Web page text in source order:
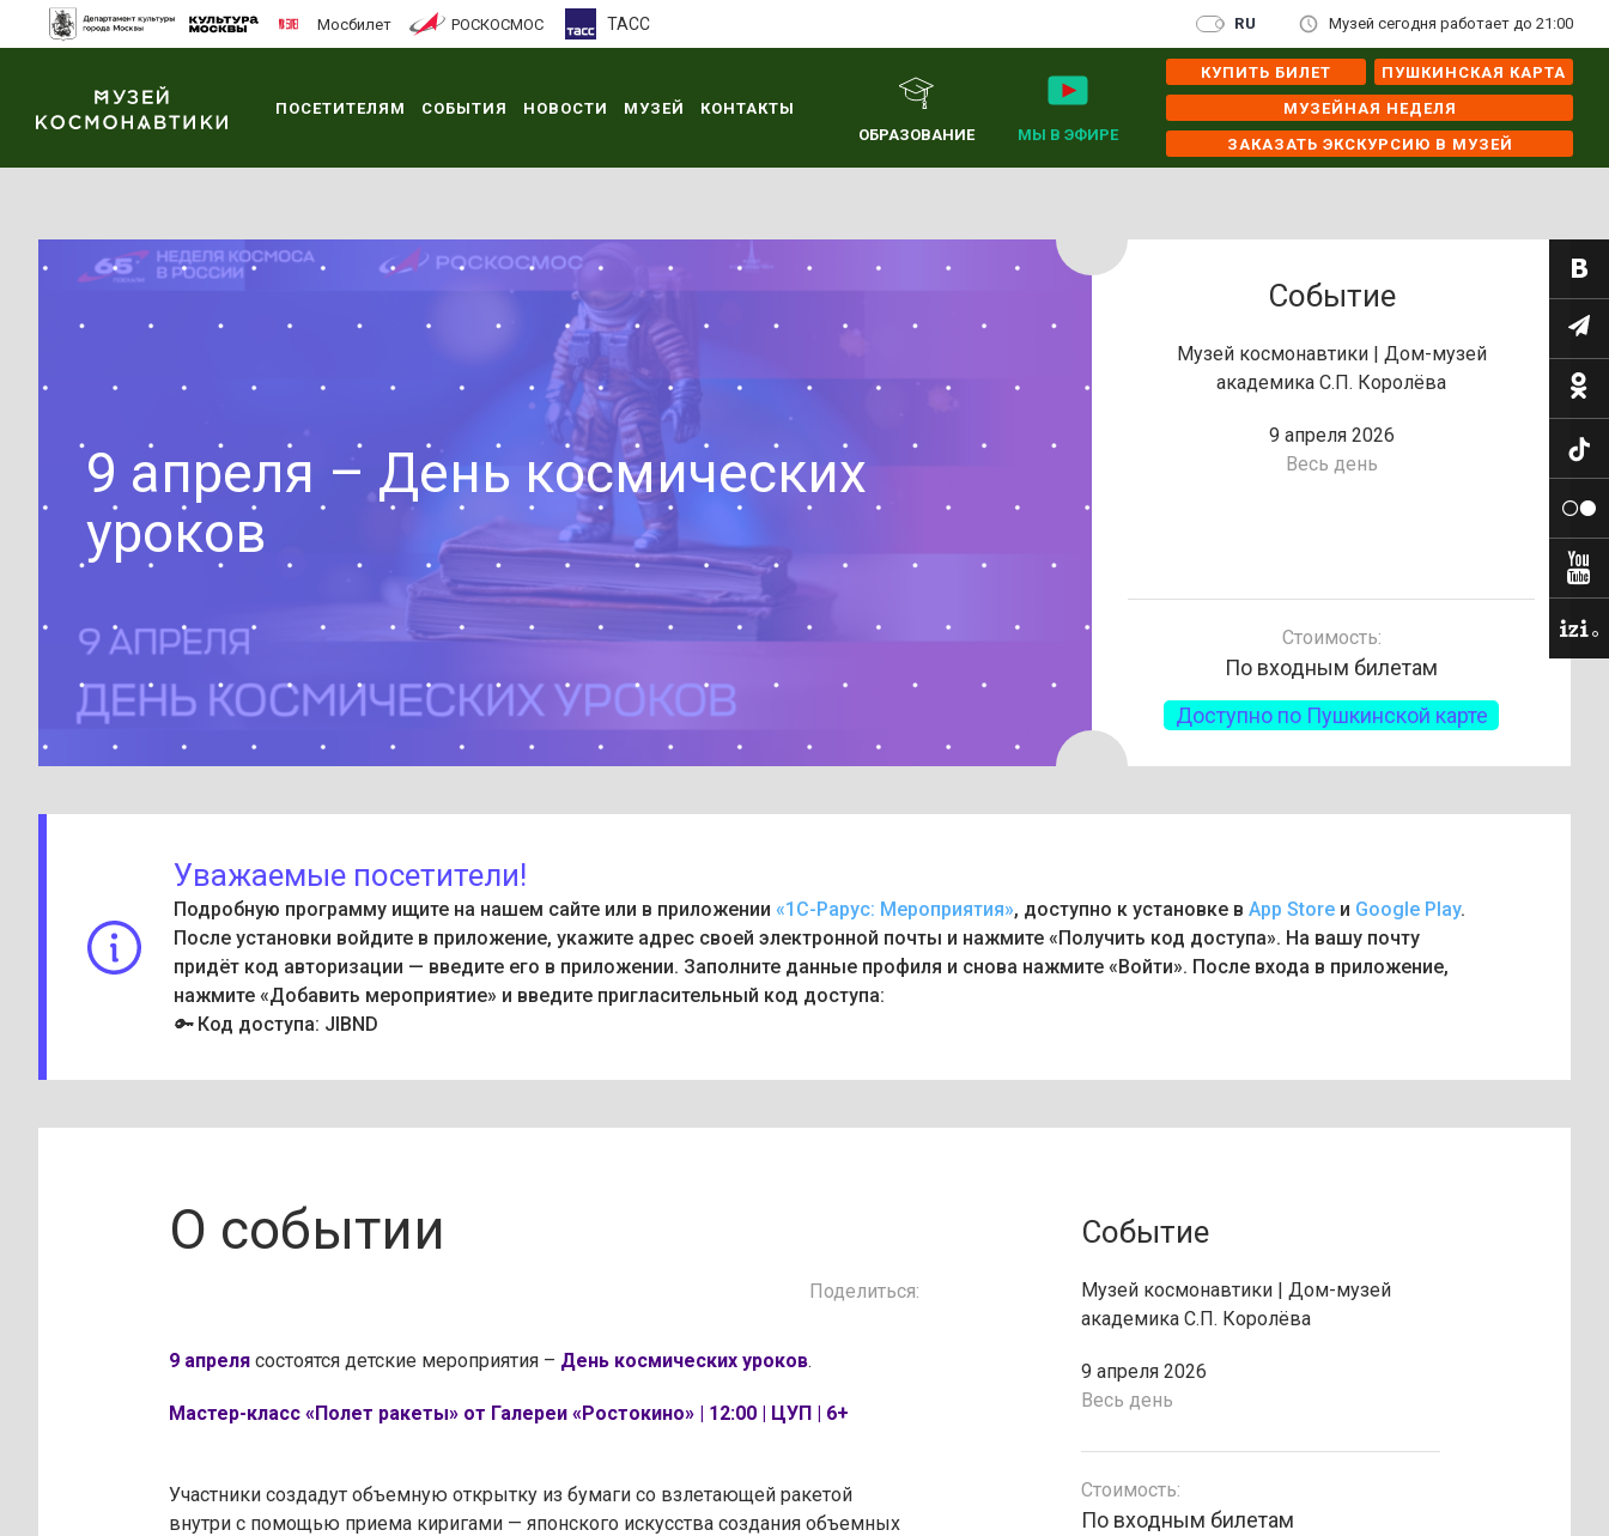
Мосбилет РОСКОСМОС ТАСС RU Музей сегодня работает до 21:00
ПОСЕТИТЕЛЯМ СОБЫТИЯ НОВОСТИ МУЗЕЙ
КОНТАКТЫ
ОБРАЗОВАНИЕ
МЫ В ЭФИРЕ
КУПИТЬ БИЛЕТ
ПУШКИНСКАЯ КАРТА
МУЗЕЙНАЯ НЕДЕЛЯ
ЗАКАЗАТЬ ЭКСКУРСИЮ В МУЗЕЙ
9 апреля – День космических
уроков
Событие
Музей космонавтики | Дом-музей
академика С.П. Королёва
9 апреля 2026
Весь день
Стоимость:
По входным билетам
Доступно по Пушкинской карте
Уважаемые посетители!
Подробную программу ищите на нашем сайте или в приложении «1С-Рарус: Мероприятия», доступно к установке в App Store и Google Play.
После установки войдите в приложение, укажите адрес своей электронной почты и нажмите «Получить код доступа». На вашу почту
придёт код авторизации — введите его в приложении. Заполните данные профиля и снова нажмите «Войти». После входа в приложение,
нажмите «Добавить мероприятие» и введите пригласительный код доступа:
🔑 Код доступа: JIBND
О событии
Поделиться:
9 апреля состоятся детские мероприятия – День космических уроков.
Мастер-класс «Полет ракеты» от Галереи «Ростокино» | 12:00 | ЦУП | 6+
Участники создадут объемную открытку из бумаги со взлетающей ракетой
внутри с помощью приема киригами — японского искусства создания объемных
Событие
Музей космонавтики | Дом-музей
академика С.П. Королёва
9 апреля 2026
Весь день
Стоимость:
По входным билетам